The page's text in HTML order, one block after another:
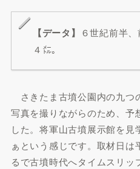
【データ】 ６世紀前半
４㍍。
さきたま古墳公園内の九つ
写真を撮りながらのため、予
した。将軍山古墳展示館を
ぁという感じです。取材日は
るで古墳時代へタイムスリッ